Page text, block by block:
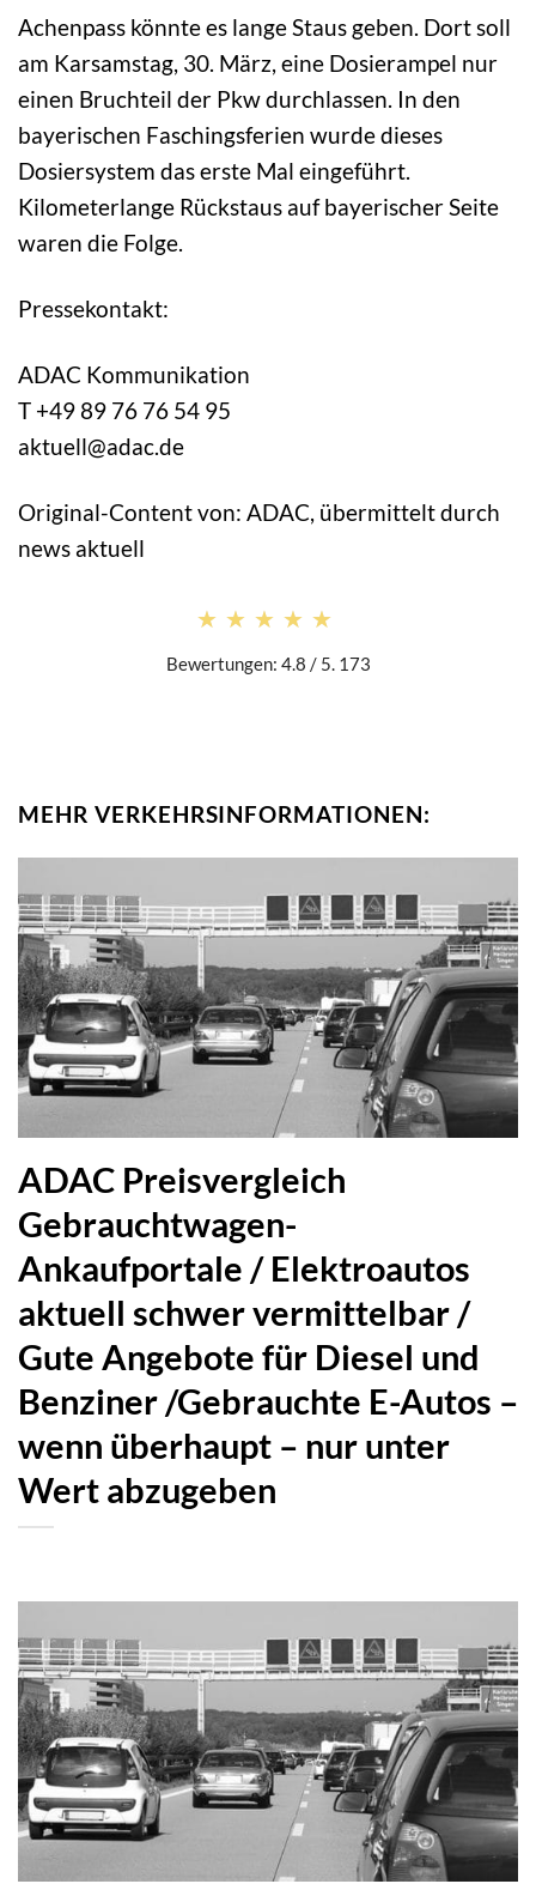
Achenpass könnte es lange Staus geben. Dort soll
am Karsamstag, 30. März, eine Dosierampel nur
einen Bruchteil der Pkw durchlassen. In den
bayerischen Faschingsferien wurde dieses
Dosiersystem das erste Mal eingeführt.
Kilometerlange Rückstaus auf bayerischer Seite
waren die Folge.
Pressekontakt:
ADAC Kommunikation
T +49 89 76 76 54 95
aktuell@adac.de
Original-Content von: ADAC, übermittelt durch
news aktuell
★★★★★
★★★★★
Bewertungen: 4.8 / 5. 173
MEHR VERKEHRSINFORMATIONEN:
ADAC Preisvergleich
Gebrauchtwagen-
Ankaufportale / Elektroautos
aktuell schwer vermittelbar /
Gute Angebote für Diesel und
Benziner /Gebrauchte E-Autos –
wenn überhaupt – nur unter
Wert abzugeben